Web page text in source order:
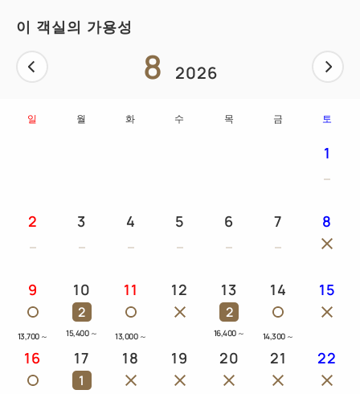
이 객실의 가용성
8 2026
일 월 화 수 목 금 토
1
2 3 4 5 6 7 8
9
13,700 ～
10
2
15,400 ～
11
13,000 ～
12 13
2
16,400 ～
14
14,300 ～
15
16 17
1
18 19 20 21 22